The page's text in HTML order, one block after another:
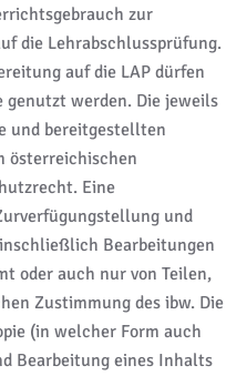
zur
die Lehrabschlussprüfung.
auf die LAP dürfen
werden. Die jeweils
und bereitgestellten
österreichischen
Eine
und
Bearbeitungen
oder auch nur von Teilen,
Zustimmung des ibw. Die
(in welcher Form auch
Bearbeitung eines Inhalts